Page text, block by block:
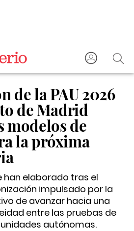
de la PAU 2026
de Madrid
modelos de
la próxima
han elaborado tras el
impulsado por la
de avanzar hacia una
entre las pruebas de
autónomas.